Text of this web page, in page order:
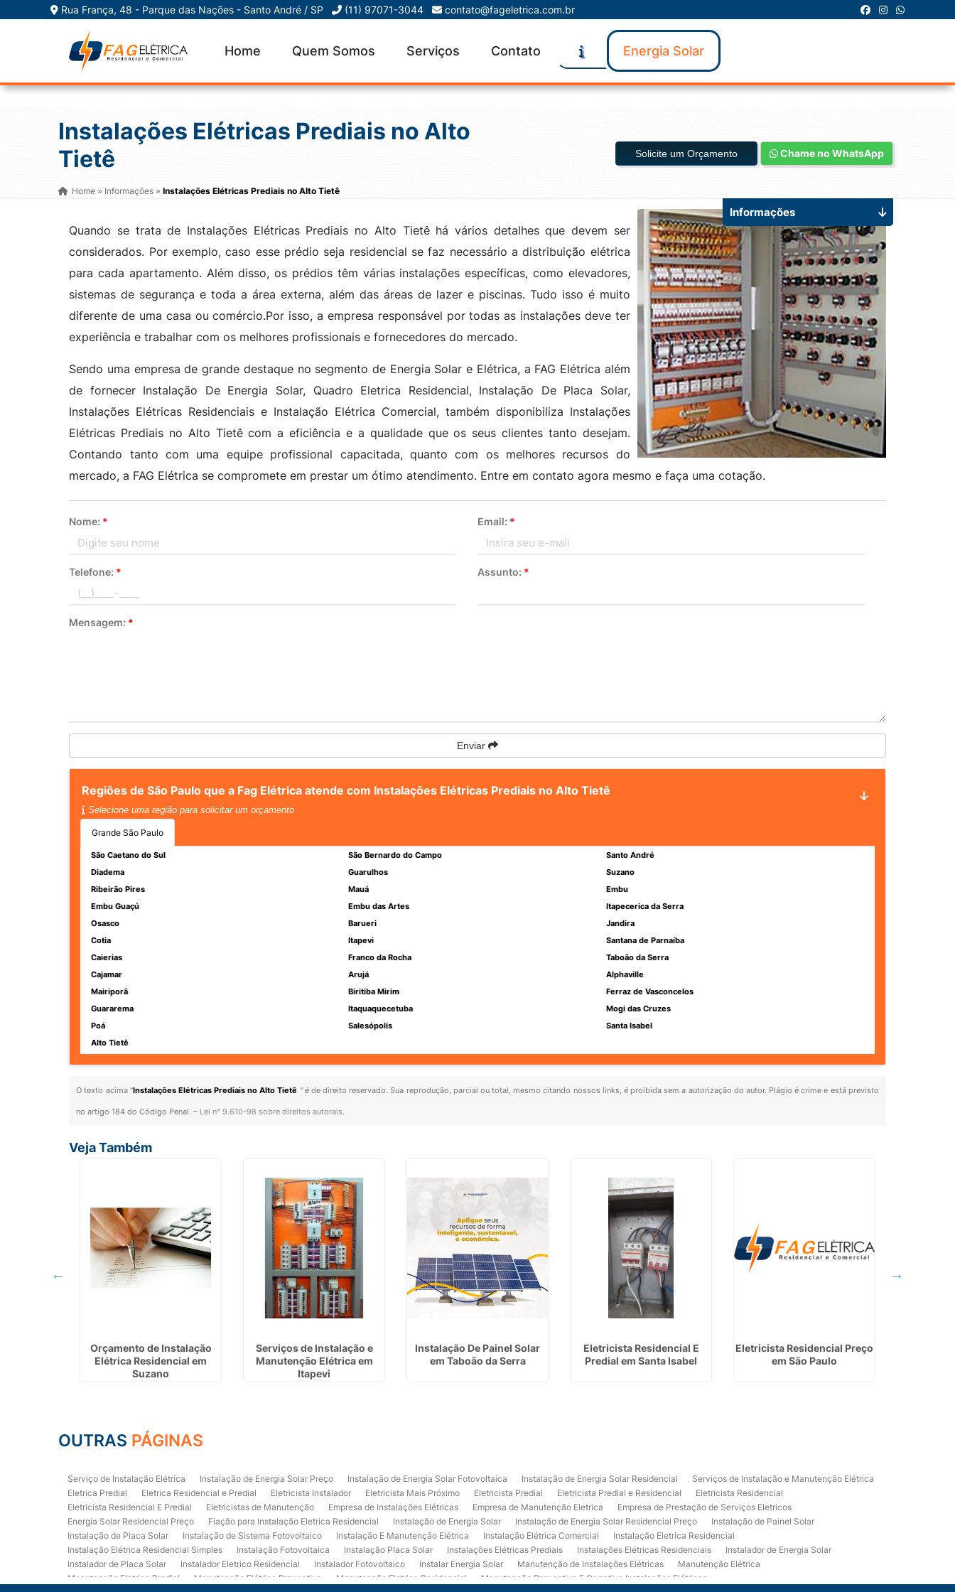
Rua França, 48 - Parque das Nações - Santo André / SP (11) 97071-3044 contato@fageletrica.com.br
Home Quem Somos Serviços Contato Energia Solar
Instalações Elétricas Prediais no Alto
Tietê
Home » Informações » Instalações Elétricas Prediais no Alto Tietê
Solicite um Orçamento Chame no WhatsApp
Quando se trata de Instalações Elétricas Prediais no Alto Tietê há vários detalhes que devem ser
considerados. Por exemplo, caso esse prédio seja residencial se faz necessário a distribuição elétrica
para cada apartamento. Além disso, os prédios têm várias instalações específicas, como elevadores,
sistemas de segurança e toda a área externa, além das áreas de lazer e piscinas. Tudo isso é muito
diferente de uma casa ou comércio.Por isso, a empresa responsável por todas as instalações deve ter
experiência e trabalhar com os melhores profissionais e fornecedores do mercado.
Sendo uma empresa de grande destaque no segmento de Energia Solar e Elétrica, a FAG Elétrica além
de fornecer Instalação De Energia Solar, Quadro Eletrica Residencial, Instalação De Placa Solar,
Instalações Elétricas Residenciais e Instalação Elétrica Comercial, também disponibiliza Instalações
Elétricas Prediais no Alto Tietê com a eficiência e a qualidade que os seus clientes tanto desejam.
Contando tanto com uma equipe profissional capacitada, quanto com os melhores recursos do
mercado, a FAG Elétrica se compromete em prestar um ótimo atendimento. Entre em contato agora mesmo e faça uma cotação.
Nome: * Email: *
Telefone: * Assunto: *
Mensagem: *
Enviar
Regiões de São Paulo que a Fag Elétrica atende com Instalações Elétricas Prediais no Alto Tietê
Selecione uma região para solicitar um orçamento
Grande São Paulo
São Caetano do Sul São Bernardo do Campo
Santo André
Diadema
Guarulhos
Suzano
Ribeirão Pires
Mauá
Embu
Embu Guaçú
Embu das Artes
Itapecerica da Serra
Osasco
Barueri
Jandira
Cotia
Itapevi
Santana de Parnaíba
Caierias
Franco da Rocha
Taboão da Serra
Cajamar
Arujá
Alphaville
Mairiporã
Biritiba Mirim
Ferraz de Vasconcelos
Guararema
Itaquaquecetuba
Mogi das Cruzes
Poá
Salesópolis
Santa Isabel
Alto Tietê
O texto acima "Instalações Elétricas Prediais no Alto Tietê " é de direito reservado. Sua reprodução, parcial ou total, mesmo citando nossos links, é proibida sem a autorização do autor. Plágio é crime e está previsto
no artigo 184 do Código Penal. – Lei n° 9.610-98 sobre direitos autorais.
Informações
Veja Também
Orçamento de Instalação
Elétrica Residencial em
Suzano
Serviços de Instalação e
Manutenção Elétrica em
Itapevi
Instalação De Painel Solar
em Taboão da Serra
Eletricista Residencial E
Predial em Santa Isabel
Eletricista Residencial Preço
em São Paulo
OUTRAS PÁGINAS
Serviço de Instalação Elétrica Instalação de Energia Solar Preço Instalação de Energia Solar Fotovoltaica Instalação de Energia Solar Residencial
Serviços de Instalação e Manutenção Elétrica
Eletrica Predial
Eletrica Residencial e Predial Eletricista Instalador Eletricista Mais Próximo Eletricista Predial Eletricista Predial e Residencial
Eletricista Residencial
Eletricista Residencial E Predial
Eletricistas de Manutenção Empresa de Instalações Elétricas Empresa de Manutenção Eletrica
Empresa de Prestação de Serviços Eletricos
Energia Solar Residencial Preço
Fiação para Instalação Eletrica Residencial Instalação de Energia Solar Instalação de Energia Solar Residencial Preço
Instalação de Painel Solar
Instalação de Placa Solar
Instalação de Sistema Fotovoltaico Instalação E Manutenção Elétrica Instalação Elétrica Comercial
Instalação Eletrica Residencial
Instalação Elétrica Residencial Simples
Instalação Fotovoltaica Instalação Placa Solar Instalações Elétricas Prediais Instalações Elétricas Residenciais
Instalador de Energia Solar
Instalador de Placa Solar
Instalador Eletrico Residencial Instalador Fotovoltaico Instalar Energia Solar Manutenção de Instalações Elétricas
Manutenção Elétrica
Manutenção Eletrica Predial
Manutenção Elétrica Preventiva Manutenção Eletrica Residencial
Manutenção Preventiva E Corretiva Instalações Elétricas